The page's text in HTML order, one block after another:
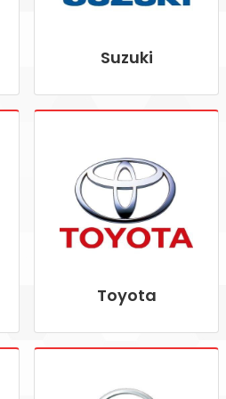
Suzuki
Toyota